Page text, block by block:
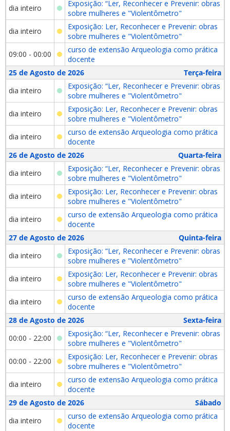
dia inteiro
Exposição: “Ler, Reconhecer e Prevenir: obras
sobre mulheres e "Violentômetro"
dia inteiro
Exposição: Ler, Reconhecer e Prevenir: obras
sobre mulheres e "Violentômetro"
09:00 - 00:00
curso de extensão Arqueologia como prática
docente
25 de Agosto de 2026
Terça-feira
dia inteiro
Exposição: “Ler, Reconhecer e Prevenir: obras
sobre mulheres e "Violentômetro"
dia inteiro
Exposição: Ler, Reconhecer e Prevenir: obras
sobre mulheres e "Violentômetro"
dia inteiro
curso de extensão Arqueologia como prática
docente
26 de Agosto de 2026
Quarta-feira
dia inteiro
Exposição: “Ler, Reconhecer e Prevenir: obras
sobre mulheres e "Violentômetro"
dia inteiro
Exposição: Ler, Reconhecer e Prevenir: obras
sobre mulheres e "Violentômetro"
dia inteiro
curso de extensão Arqueologia como prática
docente
27 de Agosto de 2026
Quinta-feira
dia inteiro
Exposição: “Ler, Reconhecer e Prevenir: obras
sobre mulheres e "Violentômetro"
dia inteiro
Exposição: Ler, Reconhecer e Prevenir: obras
sobre mulheres e "Violentômetro"
dia inteiro
curso de extensão Arqueologia como prática
docente
28 de Agosto de 2026
Sexta-feira
00:00 - 22:00
Exposição: “Ler, Reconhecer e Prevenir: obras
sobre mulheres e "Violentômetro"
00:00 - 22:00
Exposição: Ler, Reconhecer e Prevenir: obras
sobre mulheres e "Violentômetro"
dia inteiro
curso de extensão Arqueologia como prática
docente
29 de Agosto de 2026
Sábado
dia inteiro
curso de extensão Arqueologia como prática
docente